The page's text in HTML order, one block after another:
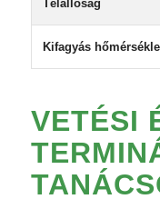
Télállóság
Kifagyás
VETÉSI